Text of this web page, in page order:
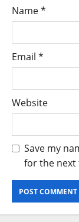
Name*
Email *
Website
Save my
for the next